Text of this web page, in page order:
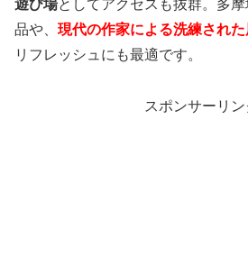
遊び場としてアクセスも抜群。多
品や、 現代の作家による洗練され
リフレッシュにも最適です。
スポンサーリン